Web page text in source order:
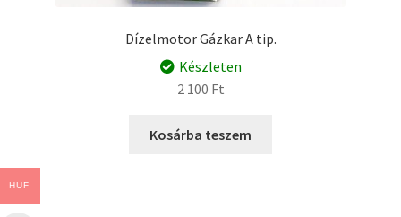
Dízelmotor Gázkar A tip.
Készleten
2 100 Ft
Kosárba teszem
HUF